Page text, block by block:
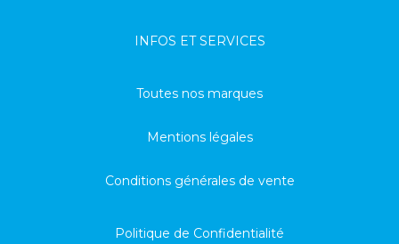
INFOS ET SERVICES
Toutes nos marques
Mentions légales
Conditions générales de vente
Politique de Confidentialité